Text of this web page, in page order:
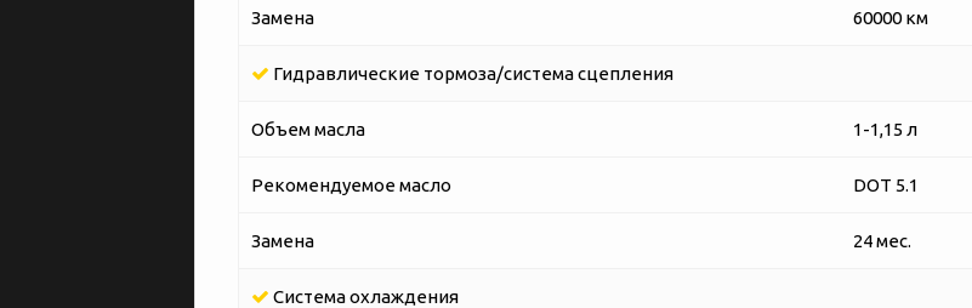
Замена 60000 км
Гидравлические тормоза/система сцепления
Объем масла 1-1,15 л
Рекомендуемое масло DOT 5.1
Замена 24 мес.
Система охлаждения